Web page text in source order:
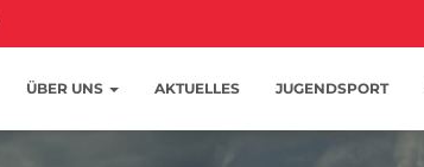
ÜBER UNS AKTUELLES JUGENDSPORT